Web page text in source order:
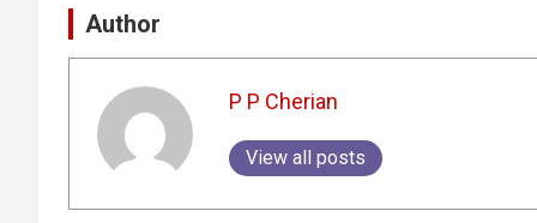
Author
P P Cherian
View all posts